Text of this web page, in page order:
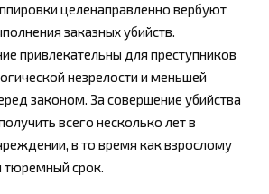
целенаправленно вербуют
заказных убийств.
привлекательны для преступников
незрелости и меньшей
законом. За совершение убийства
всего несколько лет в
в то время как взрослому
тюремный срок.